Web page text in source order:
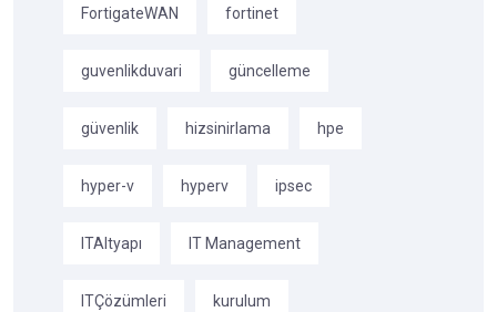
FortigateWAN fortinet
guvenlikduvari güncelleme
güvenlik hizsinirlama hpe
hyper-v hyperv ipsec
ITAltyapı IT Management
ITÇözümleri kurulum